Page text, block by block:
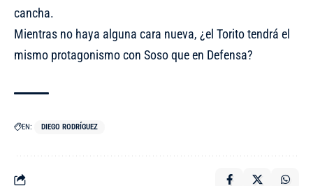
cancha.
Mientras no haya alguna cara nueva, ¿el Torito tendrá el
mismo protagonismo con Soso que en Defensa?
EN: DIEGO RODRÍGUEZ